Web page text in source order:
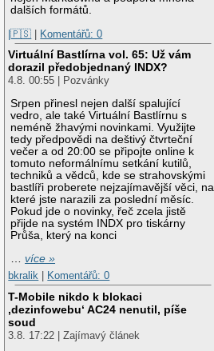
dalších formátů.
|🇵🇸 | Komentářů: 0
Virtuální Bastlírna vol. 65: Už vám
dorazil předobjednaný INDX?
4.8. 00:55 | Pozvánky
Srpen přinesl nejen další spalující
vedro, ale také Virtuální Bastlírnu s
neméně žhavými novinkami. Využijte
tedy předpovědi na deštivý čtvrteční
večer a od 20:00 se připojte online k
tomuto neformálnímu setkání kutilů,
techniků a vědců, kde se strahovskými
bastlíři proberete nejzajímavější věci, na
které jste narazili za poslední měsíc.
Pokud jde o novinky, řeč zcela jistě
přijde na systém INDX pro tiskárny
Průša, který na konci
…více »
bkralik
Komentářů: 0
T-Mobile nikdo k blokaci
‚dezinfowebu‘ AC24 nenutil, píše
soud
3.8. 17:22 | Zajímavý článek